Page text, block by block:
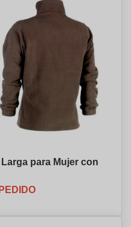
para Mujer con